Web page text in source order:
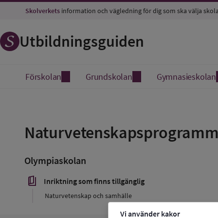
Vi använder kakor
Skolverkets information och vägledning för dig som ska välja
Utbildningsguiden
Förskolan Grundskolan Gymnasieskolan
favorit
Olympiaskolan
book_5 Inriktning som finns tillgänglig
Naturvetenskap och samhälle